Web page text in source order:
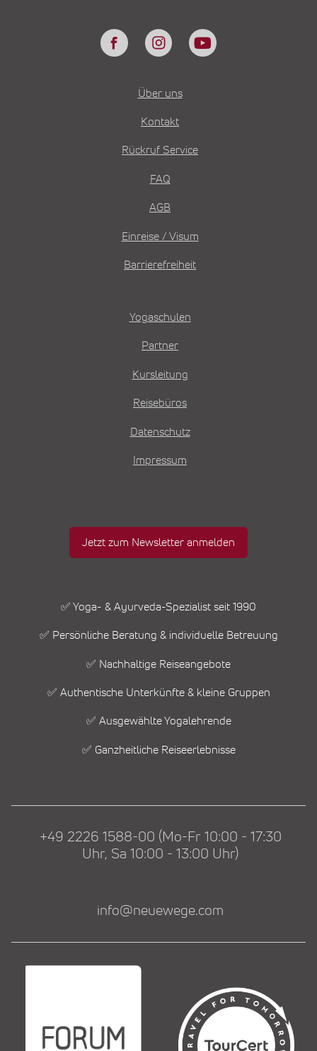
Über uns
Kontakt
Rückruf Service
FAQ
AGB
Einreise / Visum
Barrierefreiheit
Yogaschulen
Partner
Kursleitung
Reisebüros
Datenschutz
Impressum
Jetzt zum Newsletter anmelden
✅ Yoga- & Ayurveda-Spezialist seit 1990
✅ Persönliche Beratung & individuelle Betreuung
✅ Nachhaltige Reiseangebote
✅ Authentische Unterkünfte & kleine Gruppen
✅ Ausgewählte Yogalehrende
✅ Ganzheitliche Reiseerlebnisse
+49 2226 1588-00 (Mo-Fr 10:00 - 17:30
Uhr, Sa 10:00 - 13:00 Uhr)
info@neuewege.com